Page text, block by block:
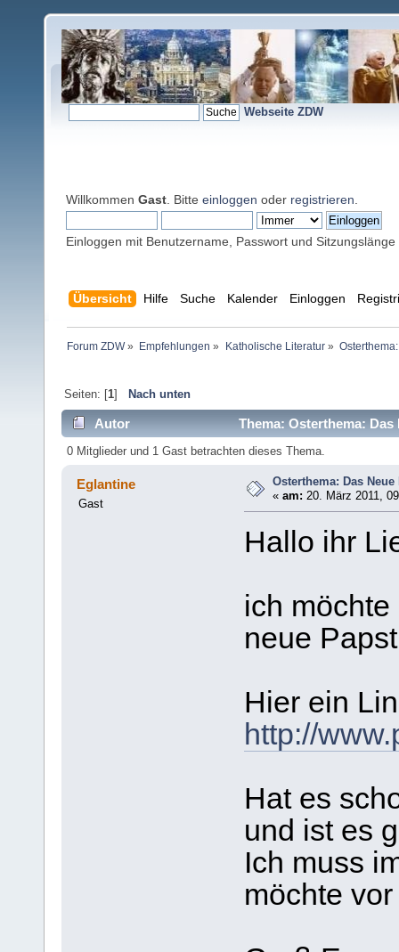
Webseite ZDW
Willkommen Gast . Bitte einloggen oder registrieren
Einloggen mit Benutzername, Passwort und Sitzungslänge
Übersicht Hilfe Suche Kalender Einloggen
Forum ZDW» Empfehlungen » Katholische Literatur»
Seiten: [1] Nach unten
Autor Thema: Osterthema:
0 Mitglieder und 1 Gast betrachten dieses Thema.
Eglantine
Gast
Osterthema: Das
«am: 20. März 2011,
Hallo ihr
ich
neue
Hier ein
http://
Hat es
und ist es
Ich muss
möchte